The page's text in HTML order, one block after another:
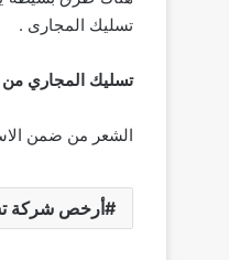
تسليك المجارى .
تسليك المجاري من
الشعر من ضمن
أرخص شركة